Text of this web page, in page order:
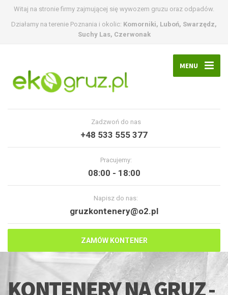
Witaj na stronie firmy zajmującej się wywozem gruzu oraz odpadów.
Działamy na terenie Poznania i okolic: Komorniki, Luboń, Swarzędz,
Suchy Las, Czerwonak
MENU
Zadzwoń do nas
+48 533 555 377
Pracujemy:
08:00 - 18:00
Napisz do nas:
gruzkontenery@o2.pl
ZAMÓW KONTENER
KONTENERY NA GRUZ -